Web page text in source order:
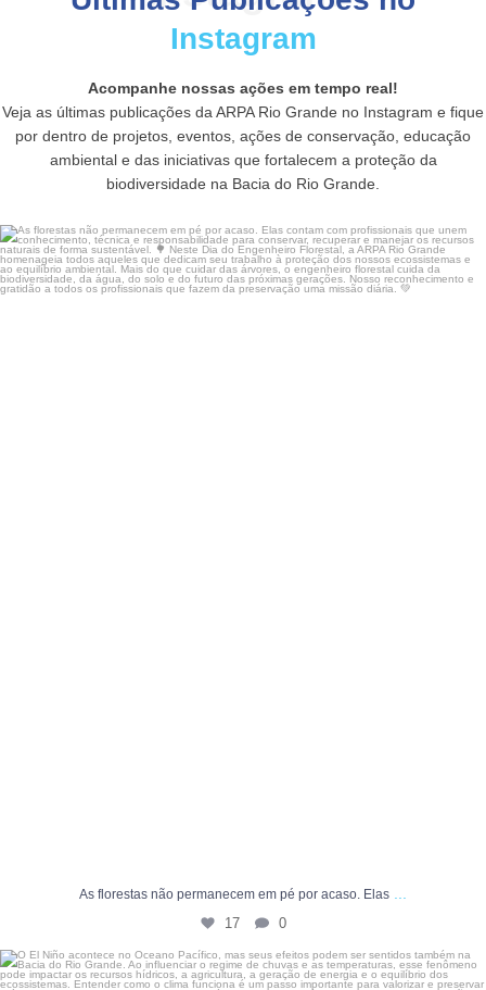
Instagram
Acompanhe nossas ações em tempo real!
Veja as últimas publicações da ARPA Rio Grande no Instagram e fique
por dentro de projetos, eventos, ações de conservação, educação
ambiental e das iniciativas que fortalecem a proteção da
biodiversidade na Bacia do Rio Grande.
As florestas não permanecem em pé por acaso. Elas...
17 0
As florestas não permanecem em pé por acaso. Elas ...
17 0
O El Niño acontece no Oceano Pacífico, mas seus...